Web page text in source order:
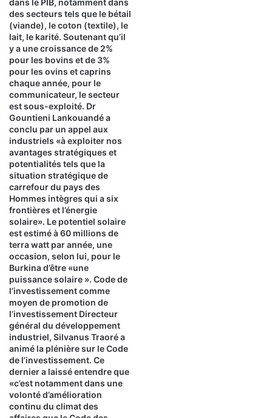
dans le PIB, notamment dans
des secteurs tels que le bétail
(viande), le coton (textile), le
lait, le karité. Soutenant qu’il
y a une croissance de 2%
pour les bovins et de 3%
pour les ovins et caprins
chaque année, pour le
communicateur, le secteur
est sous-exploité. Dr
Gountieni Lankouandé a
conclu par un appel aux
industriels «à exploiter nos
avantages stratégiques et
potentialités tels que la
situation stratégique de
carrefour du pays des
Hommes intègres qui a six
frontières et l’énergie
solaire». Le potentiel solaire
est estimé à 60 millions de
terra watt par année, une
occasion, selon lui, pour le
Burkina d’être «une
puissance solaire ». Code de
l’investissement comme
moyen de promotion de
l’investissement Directeur
général du développement
industriel, Silvanus Traoré a
animé la plénière sur le Code
de l’investissement. Ce
dernier a laissé entendre que
«c’est notamment dans une
volonté d’amélioration
continu du climat des